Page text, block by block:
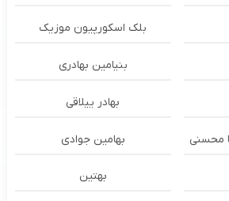
بلک اسکورپیون موزیک
بنیامین بهادری
بهادر ییلاقی
محسنی بهامین جوادی
بهتین